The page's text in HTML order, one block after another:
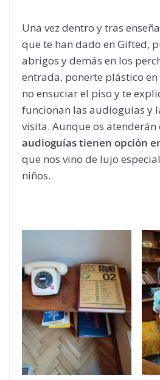
Una vez dentro y tras
que te han dado en Gifted,
abrigos y demás en los
entrada, ponerte plástico
no ensuciar el piso y te
funcionan las audioguías y
visita. Aunque os atenderán
audioguías tienen opción
que nos vino de lujo
niños.